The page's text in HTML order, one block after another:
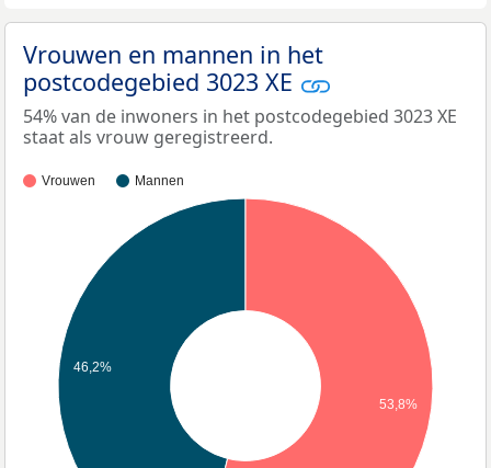
Vrouwen en mannen in het
postcodegebied 3023 XE
54% van de inwoners in het postcodegebied 3023 XE
staat als vrouw geregistreerd.
Vrouwen Mannen
46,2%
53,8%